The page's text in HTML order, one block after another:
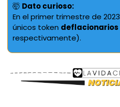
🤯 Dato curioso:
En el primer trimestre de 2023
únicos token deflacionarios
respectivamente).